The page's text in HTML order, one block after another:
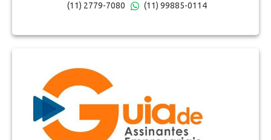
(11) 2779-7080
(11) 99885-0114